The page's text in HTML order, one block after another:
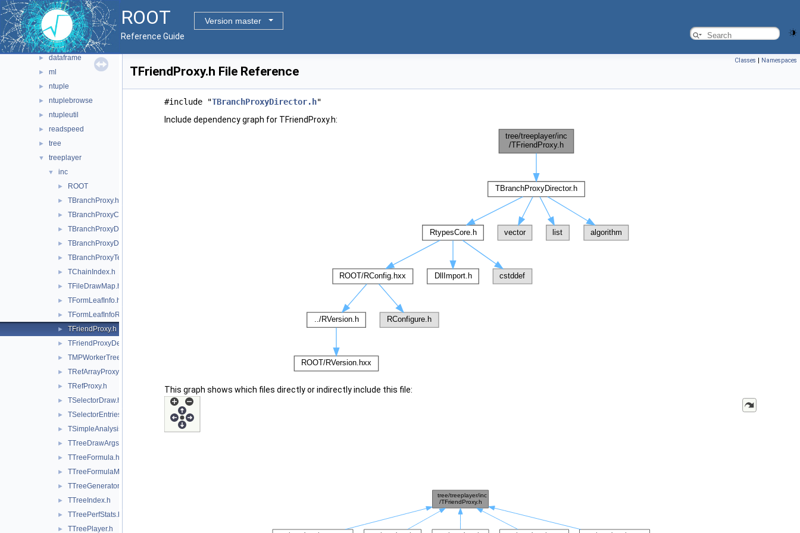
ROOT
Version master
Reference Guide
► sql
► tmva
▼ tree
► dataframe
► ml
► ntuple
► ntuplebrowse
► ntupleutil
► readspeed
► tree
▼ treeplayer
▼ inc
► ROOT
► TBranchProxy.h
► TBranchProxyClassDescriptor.h
► TBranchProxyDescriptor.h
► TBranchProxyDirector.h
► TBranchProxyTemplate.h
► TChainIndex.h
► TFileDrawMap.h
► TFormLeafInfo.h
► TFormLeafInfoReference.h
► TFriendProxy.h
► TFriendProxyDescriptor.h
► TMPWorkerTree.h
► TRefArrayProxy.h
► TRefProxy.h
► TSelectorDraw.h
► TSelectorEntries.h
► TSimpleAnalysis.h
► TTreeDrawArgsParser.h
► TTreeFormula.h
► TTreeFormulaManager.h
► TTreeGeneratorBase.h
► TTreeIndex.h
► TTreePerfStats.h
► TTreePlayer.h
Classes | Namespaces
TFriendProxy.h File Reference
#include "TBranchProxyDirector.h"
Include dependency graph for TFriendProxy.h:
This graph shows which files directly or indirectly include this file: